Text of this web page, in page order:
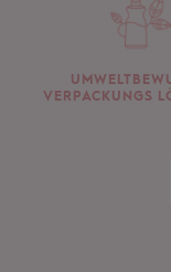
VERPACKUNGS